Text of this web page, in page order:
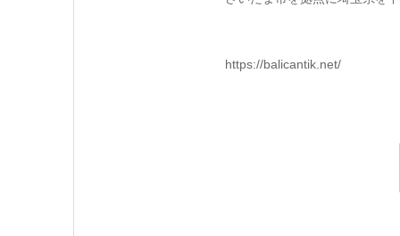
https://balicantik.net/